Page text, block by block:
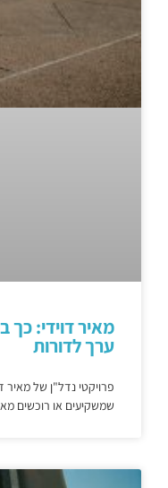
מאיר דוידי: כך
ערך לדורות
שמשקיעים או רוכשים